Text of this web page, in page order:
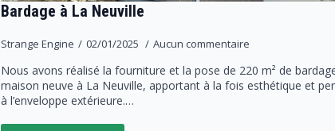
Bardage à La Neuville
Strange Engine 02/01/2025 Aucun commentaire
Nous avons réalisé la fourniture et la pose de 220 m² de
maison neuve à La Neuville, apportant à la fois esthétique et
à l’enveloppe extérieure.…